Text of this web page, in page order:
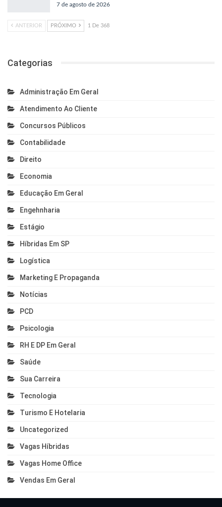
7 de agosto de 2026
ANTERIOR PRÓXIMO 1 De 368
Categorias
Administração Em Geral
Atendimento Ao Cliente
Concursos Públicos
Contabilidade
Direito
Economia
Educação Em Geral
Engehnharia
Estágio
Híbridas Em SP
Logística
Marketing E Propaganda
Notícias
PCD
Psicologia
RH E DP Em Geral
Saúde
Sua Carreira
Tecnologia
Turismo E Hotelaria
Uncategorized
Vagas Híbridas
Vagas Home Office
Vendas Em Geral